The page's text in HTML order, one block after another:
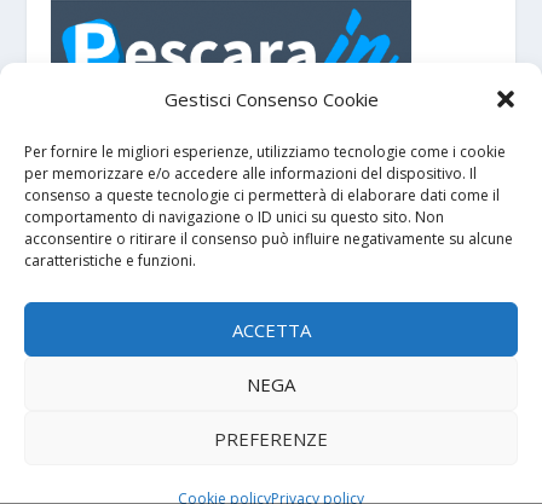
Gestisci Consenso Cookie
Per fornire le migliori esperienze, utilizziamo tecnologie come i cookie
per memorizzare e/o accedere alle informazioni del dispositivo. Il
consenso a queste tecnologie ci permetterà di elaborare dati come il
comportamento di navigazione o ID unici su questo sito. Non
acconsentire o ritirare il consenso può influire negativamente su alcune
caratteristiche e funzioni.
ACCETTA
NEGA
PREFERENZE
Cookie policyPrivacy policy
manifestazioni suPescarae dintorni.
GDPR
Privacy policy
Cookie policy
02023100676 - Cap. Sociale € 10.000,00 i.v. - REA TE 172721 |